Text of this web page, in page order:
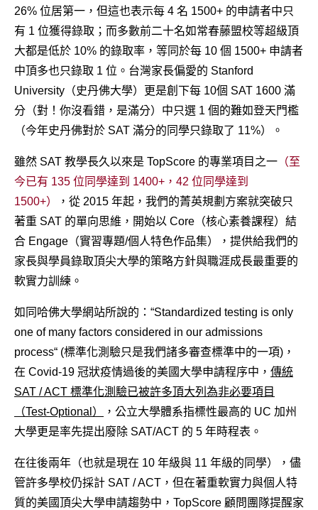
26% 位居第一，但這也表示每 4 名 1500+ 的申請者中只
有 1 位獲得錄取；而多數前二十名如常春藤盟校等超級頂
大都是低於 10% 的錄取率，等同於每 10 個 1500+ 申請者
中頂多也只錄取 1 位。台灣家長偏愛的 Stanford
University（史丹佛大學）更是創下每 10個 SAT 1600 滿
分（對！你沒看錯，是滿分）中只選 1 個的難如登天門檻
（今年史丹佛對於 SAT 滿分的同學只錄取了 11%）。
雖然 SAT 教學長久以來是 TopScore 的專業項目之一 （至
今已有 135 位同學達到 1400+，42 位同學達到
1500+）
，從 2015 年起，我們的菁英規劃方案就突破只
著重 SAT 的單向思維，開始以 Core（核心素養課程）結
合 Engage（實習專題/個人特色作品集），提供給我們的
家長與學員錄取頂尖大學的策略方針與職涯成長最重要的
軟實力訓練。
如同哈佛大學網站所說的：“Standardized testing is only
one of many factors considered in our admissions
process“ (標準化測驗只是我們諸多審查標準中的一項)，
在 Covid-19 冠狀疫情過後的美國大學申請程序中， 傳統
SAT / ACT 標準化測驗已被許多頂大列為非必要項目
（Test-Optional）
，公立大學體系指標性最高的 UC 加州
大學更是率先提出廢除 SAT/ACT 的 5 年時程表。
在往後兩年（也就是現在 10 年級與 11 年級的同學），儘
管許多學校仍採計 SAT / ACT，但在著重軟實力與個人特
質的美國頂尖大學申請趨勢中，TopScore 顧問團隊提醒家